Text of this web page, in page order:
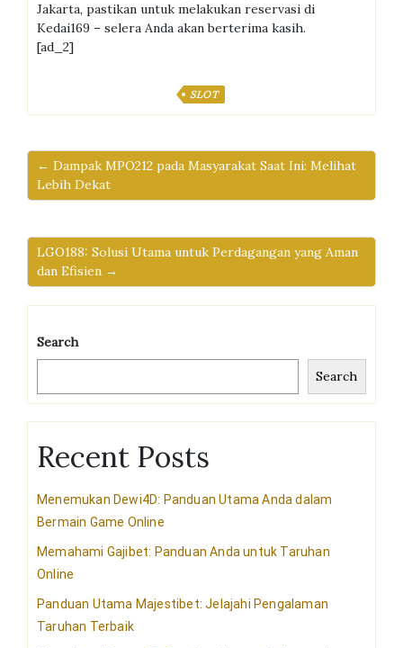
Jakarta, pastikan untuk melakukan reservasi di
Kedai169 – selera Anda akan berterima kasih.
[ad_2]
SLOT
← Dampak MPO212 pada Masyarakat Saat Ini: Melihat
Lebih Dekat
LGO188: Solusi Utama untuk Perdagangan yang Aman
dan Efisien →
Search
Search
Recent Posts
Menemukan Dewi4D: Panduan Utama Anda dalam
Bermain Game Online
Memahami Gajibet: Panduan Anda untuk Taruhan
Online
Panduan Utama Majestibet: Jelajahi Pengalaman
Taruhan Terbaik